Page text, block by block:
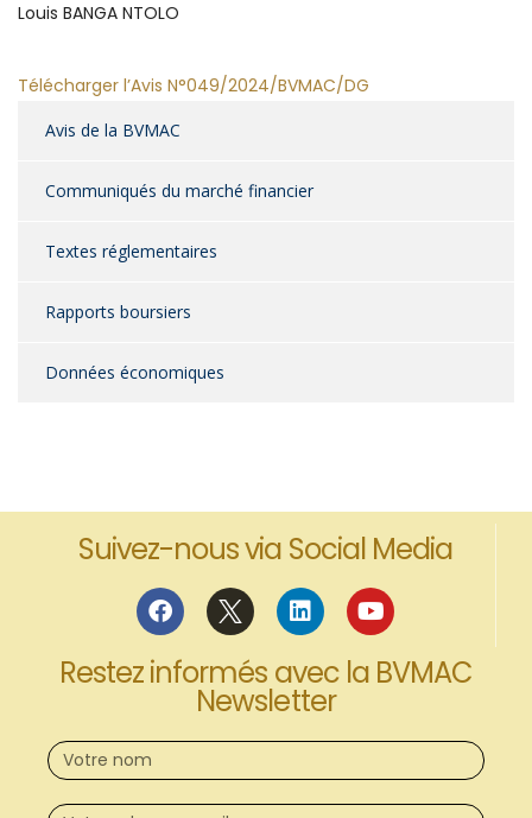
Louis BANGA NTOLO
Télécharger l’Avis N°049/2024/BVMAC/DG
Avis de la BVMAC
Communiqués du marché financier
Textes réglementaires
Rapports boursiers
Données économiques
Suivez-nous via Social Media
Restez informés avec la BVMAC
Newsletter